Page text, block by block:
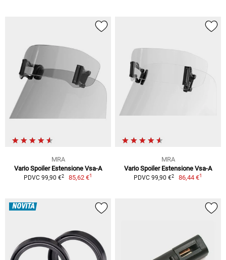
MRA
Vario Spoiler Estensione Vsa-A
PDVC 99,90 €2 85,62 €1
MRA
Vario Spoiler Estensione Vsa-A
PDVC 99,90 €2 86,44 €1
NOVITÀ